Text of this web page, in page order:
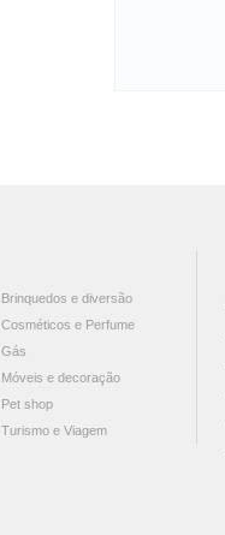
Brinquedos e diversão
Cosméticos e Perfume
Gás
Móveis e decoração
Pet shop
Turismo e Viagem